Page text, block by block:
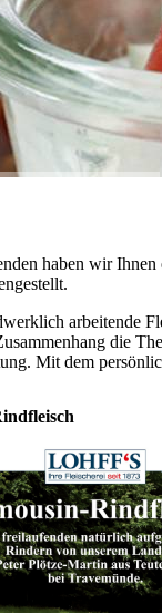
haben wir Ihnen
arbeitende
die
Mit dem